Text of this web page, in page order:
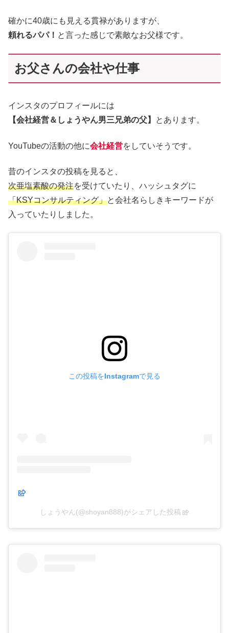
確かに40歳にも見える貫禄がありますが、
頼れるパパ！ と言った感じで素敵なお父様です。
お父さんの会社や仕事
インスタのプロフィールには
【会社経営＆しょうやん男三兄弟の父】
とあります。
YouTubeの活動の他に会社経営をしていそうです。
昔のインスタの投稿を見ると、
次亜塩素酸の発注を受けていたり、ハッシュタグに
「KSYコンサルティング」と会社名らしきキーワードが
入っていたりしました。
この投稿をInstagramで見る
しょうやん(@shoyan888)がシェアした投稿